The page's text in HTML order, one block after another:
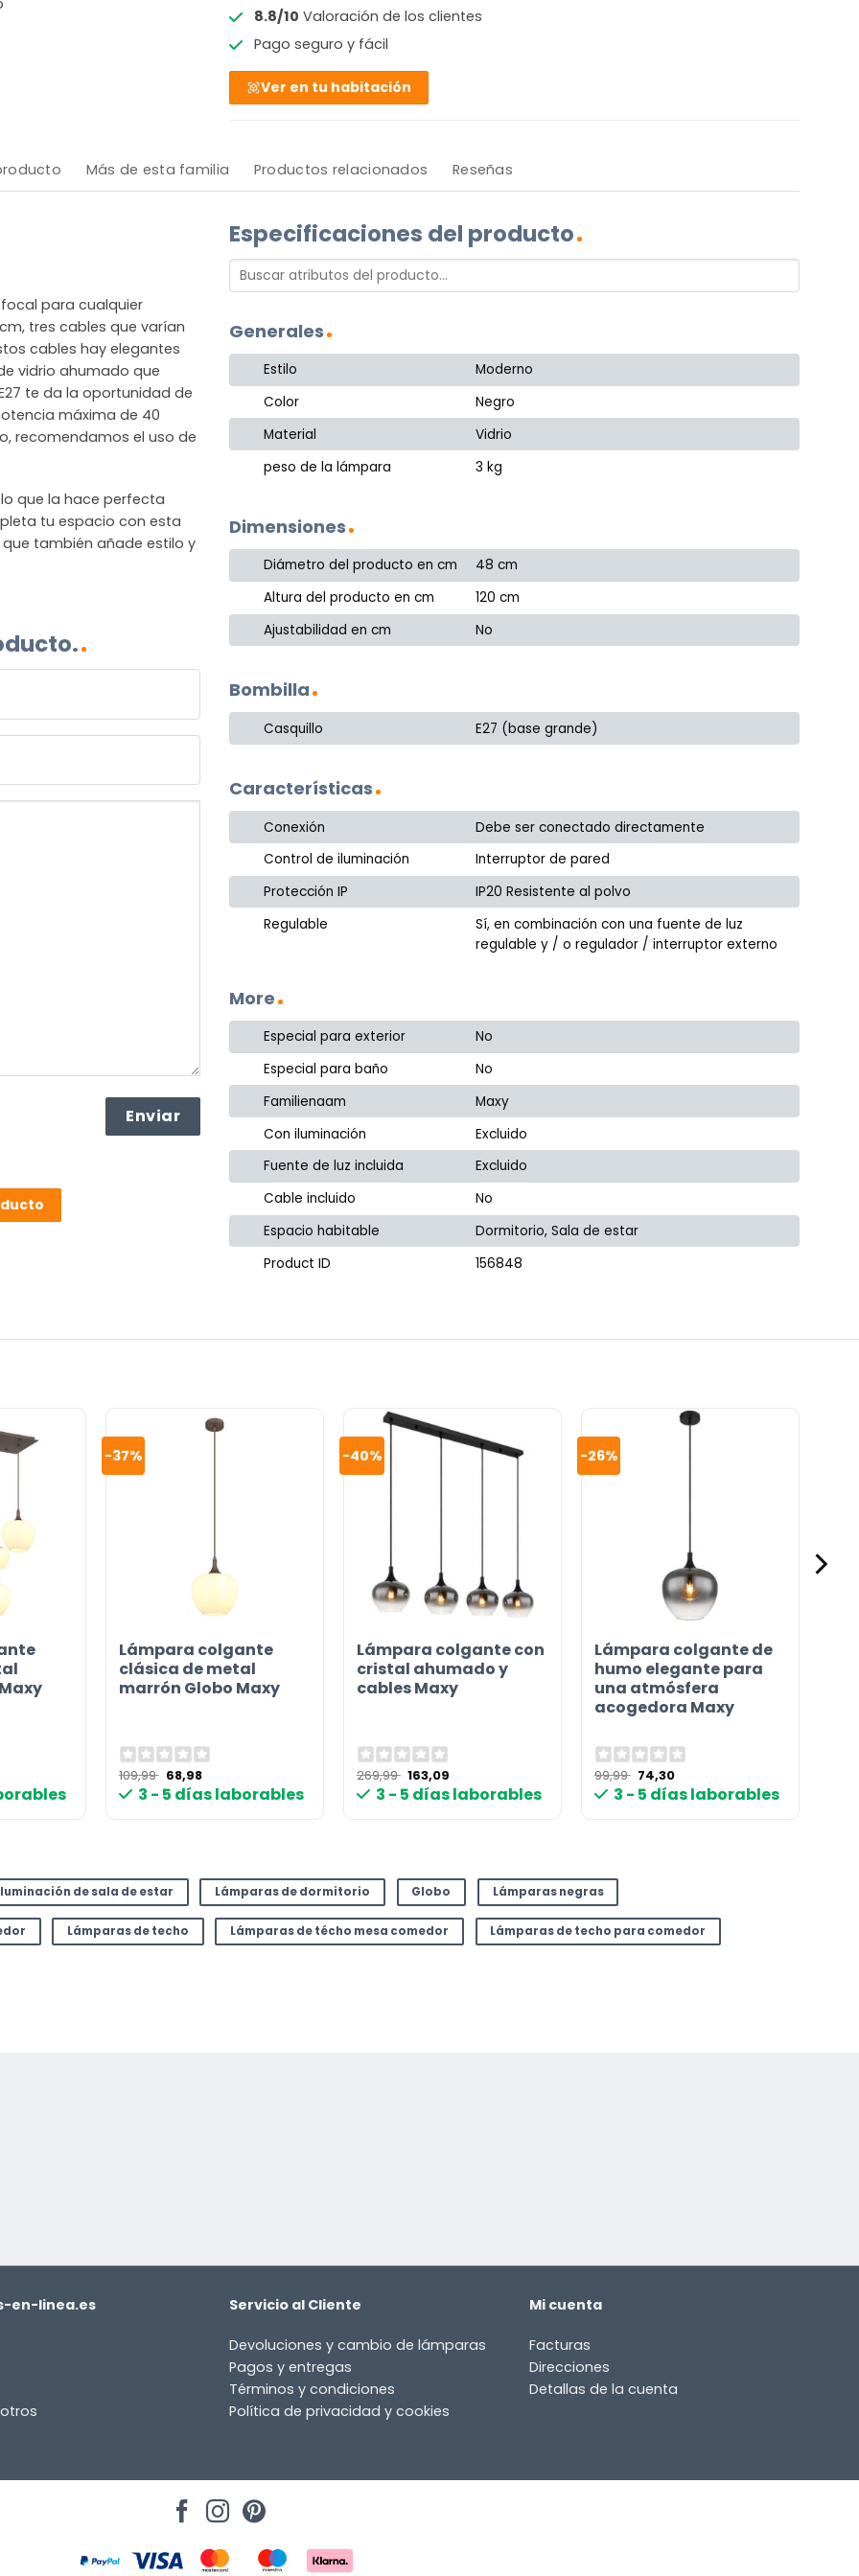
8.8/10 Valoración de los clientes
Pago seguro y fácil
Ver en tu habitación
Más de esta familia Productos relacionados Reseñas
para cualquier
tres cables que varían
cables hay elegantes
vidrio ahumado que
te da la oportunidad de
máxima de 40
recomendamos el uso de
que la hace perfecta
tu espacio con esta
también añade estilo y
Especificaciones del producto
Generales
Estilo
Moderno
Color
Negro
Material
Vidrio
peso de la lámpara
3 kg
Dimensiones
Diámetro del producto en cm
48 cm
Altura del producto en cm
120 cm
Ajustabilidad en cm
No
Bombilla
Casquillo E27 (base grande)
Características
Conexión
Debe ser conectado directamente
Control de iluminación
Interruptor de pared
Protección IP
IP20 Resistente al polvo
Regulable
Sí, en combinación con una fuente de luz
regulable y / o regulador / interruptor externo
More
Especial para exterior
No
Especial para baño
No
Familienaam
Maxy
Con iluminación
Excluido
Fuente de luz incluida
Excluido
Cable incluido
No
Espacio habitable
Dormitorio, Sala de estar
Product ID
156848
-37%
Lámpara colgante
clásica de metal
marrón Globo Maxy
109,99 El
precio
original
68,98
precio
actual
3 - 5 días laborables
-40%
Lámpara colgante con
cristal ahumado y
cables Maxy
269,99 El
precio
original
163,09
precio
actual
3 - 5 días laborables
-26%
Lámpara colgante de
humo elegante para
una atmósfera
acogedora Maxy
99,99 El
precio
original
74,30
precio
actual
3 - 5 días laborables
de sala de estar Lámparas de dormitorio Globo Lámparas negras
Lámparas de techo Lámparas de técho mesa comedor Lámparas de techo para comedor
en-linea.es Servicio al Cliente
Devoluciones y cambio de lámparas
Pagos y entregas
Términos y condiciones
Política de privacidad y cookies
Mi cuenta
Facturas
Direcciones
Detallas de la cuenta